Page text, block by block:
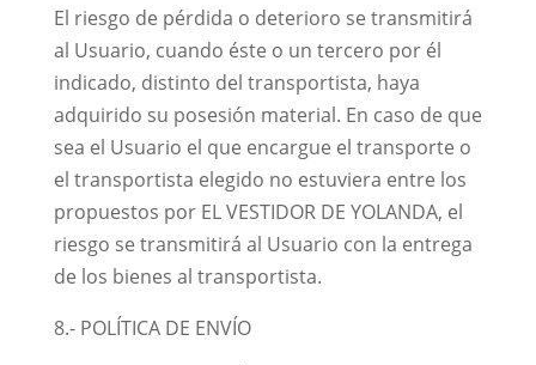
El riesgo de pérdida o deterioro se transmitirá
al Usuario, cuando éste o un tercero por él
indicado, distinto del transportista, haya
adquirido su posesión material. En caso de que
sea el Usuario el que encargue el transporte o
el transportista elegido no estuviera entre los
propuestos por EL VESTIDOR DE YOLANDA, el
riesgo se transmitirá al Usuario con la entrega
de los bienes al transportista.
8.- POLÍTICA DE ENVÍO